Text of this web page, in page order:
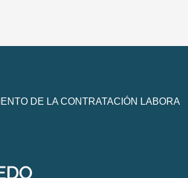
DE LA CONTRATACIÓN LABORA